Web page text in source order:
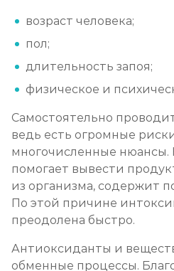
Лечение алкоголизма
от 1 500 ₽/сеанс
Лечение алкоголизма в
от 3 500 ₽
Лечение пивного алкоголизма
Лечение винного алкоголизма
возраст человека;
пол;
длительность запоя;
физическое и
Самостоятельно
ведь есть огромные
многочисленные нюансы.
помогает вывести
из организма, содержит
По этой причине
преодолена быстро.
Антиоксиданты и
обменные процессы.